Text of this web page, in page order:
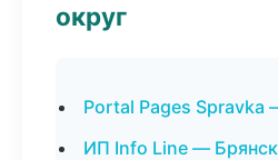
округ
Portal Pages
ИП Info Line — Брянск